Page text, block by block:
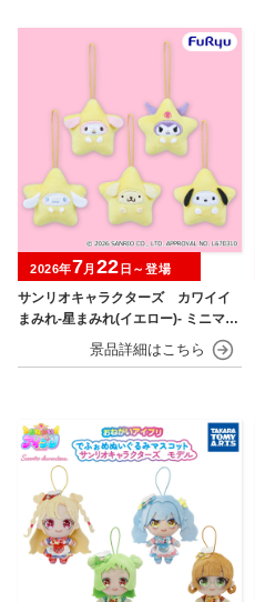
サンリオキャラクターズ カワイイ
まみれ-星まみれ(イエロー)- ミニマス
2026年7月 22 日～登場